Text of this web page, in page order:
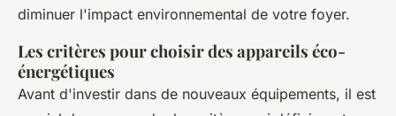
diminuer l'impact environnemental de votre foyer.
Les critères pour choisir des appareils éco-
énergétiques
Avant d'investir dans de nouveaux équipements, il est